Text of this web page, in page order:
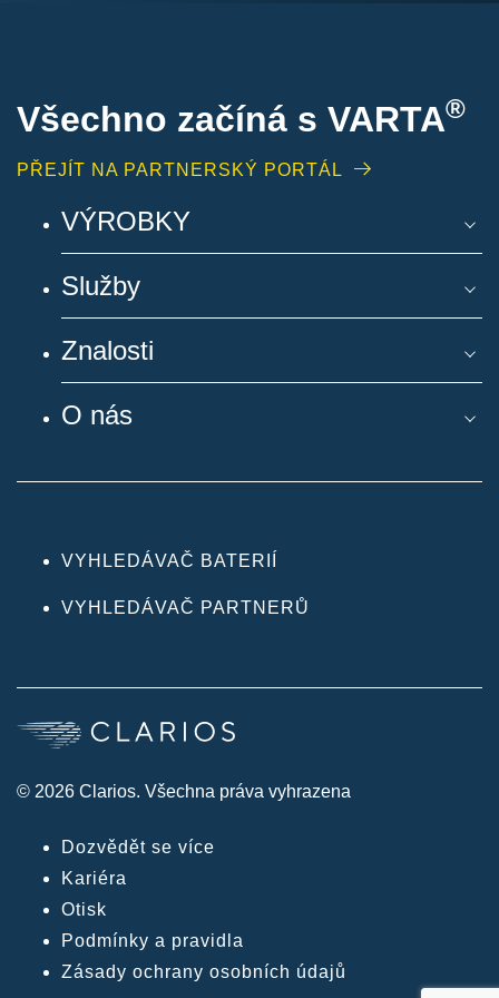
Všechno začíná s VARTA®
PŘEJÍT NA PARTNERSKÝ PORTÁL
VÝROBKY
Služby
Znalosti
O nás
VYHLEDÁVAČ BATERIÍ
VYHLEDÁVAČ PARTNERŮ
© 2026 Clarios. Všechna práva vyhrazena
Dozvědět se více
Kariéra
Otisk
Podmínky a pravidla
Zásady ochrany osobních údajů